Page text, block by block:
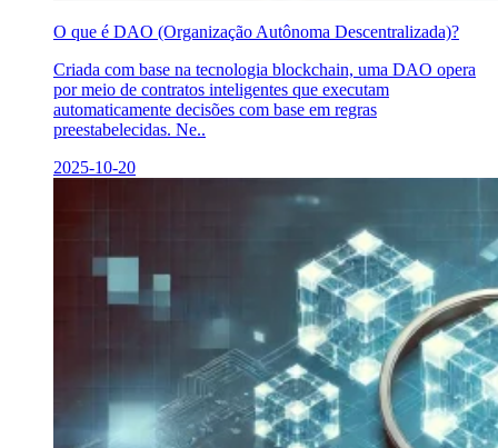
O que é DAO (Organização Autônoma Descentralizada)?
Criada com base na tecnologia blockchain, uma DAO opera
por meio de contratos inteligentes que executam
automaticamente decisões com base em regras
preestabelecidas. Ne..
2025-10-20